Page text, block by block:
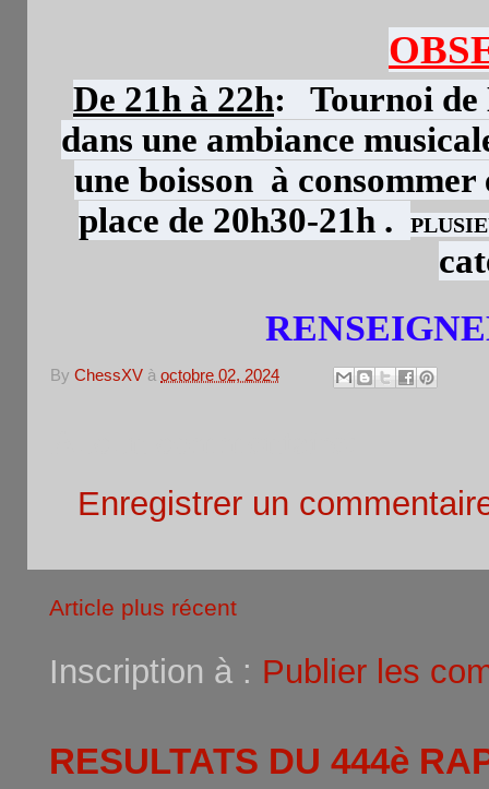
De 21h à 22h:
Tournoi
dans une ambiance
une boisson à
place de 20h30-21h .
By ChessXV à octobre 02, 2024
Enregistrer un
Article plus récent
Inscription à : Publier les
RESULTATS DU 444è